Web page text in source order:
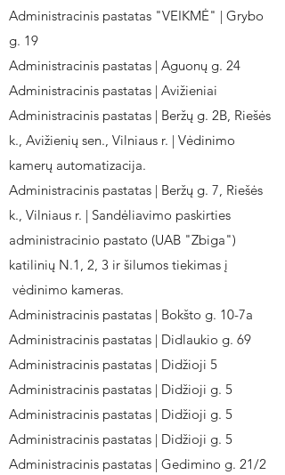
Administracinis pastatas "VEIKMĖ" | Grybo
g. 19
Administracinis pastatas | Aguonų g. 24
Administracinis pastatas | Avižieniai
Administracinis pastatas | Beržų g. 2B, Riešės
k., Avižienių sen., Vilniaus r. | Vėdinimo
kamerų automatizacija.
Administracinis pastatas | Beržų g. 7, Riešės
k., Vilniaus r. | Sandėliavimo paskirties
administracinio pastato (UAB "Zbiga")
katilinių N.1, 2, 3 ir šilumos tiekimas į
vėdinimo kameras.
Administracinis pastatas | Bokšto g. 10-7a
Administracinis pastatas | Didlaukio g. 69
Administracinis pastatas | Didžioji 5
Administracinis pastatas | Didžioji g. 5
Administracinis pastatas | Didžioji g. 5
Administracinis pastatas | Didžioji g. 5
Administracinis pastatas | Gedimino g. 21/2